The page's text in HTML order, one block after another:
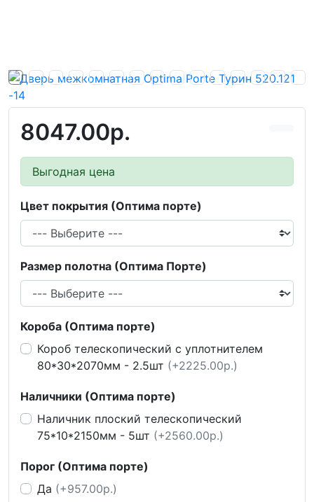
8047.00р.
Выгодная цена
Цвет покрытия (Оптима порте)
Размер полотна (Оптима Порте)
Короба (Оптима порте)
Короб телескопический с уплотнителем
80*30*2070мм - 2.5шт (+2225.00р.)
Наличники (Оптима порте)
Наличник плоский телескопический
75*10*2150мм - 5шт (+2560.00р.)
Порог (Оптима порте)
Да (+957.00р.)